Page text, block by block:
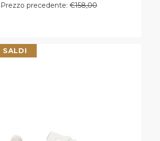
Prezzo regolare
Prezzo precedente: €158,00
SALDI